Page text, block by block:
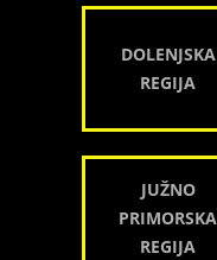
DOLENJSKA
REGIJA
JUŽNO
PRIMORSKA
REGIJA